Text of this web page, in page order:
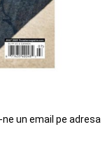
un email pe adresa